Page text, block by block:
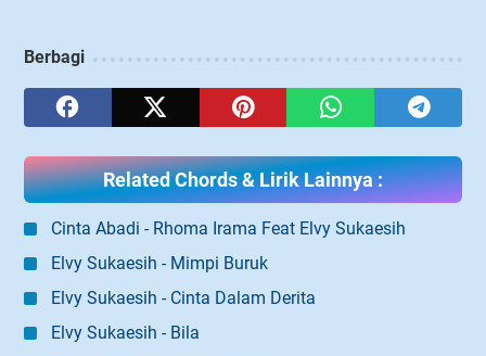
Berbagi
Related Chords & Lirik Lainnya :
Cinta Abadi - Rhoma Irama Feat Elvy Sukaesih
Elvy Sukaesih - Mimpi Buruk
Elvy Sukaesih - Cinta Dalam Derita
Elvy Sukaesih - Bila